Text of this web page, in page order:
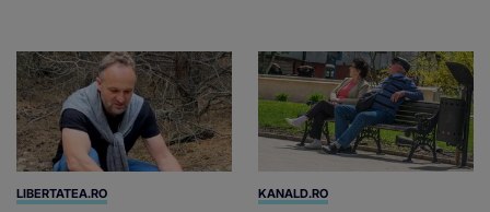
LIBERTATEA.RO KANALD.RO